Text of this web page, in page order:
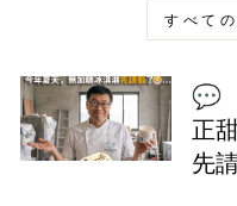
すべて
💬
正
先